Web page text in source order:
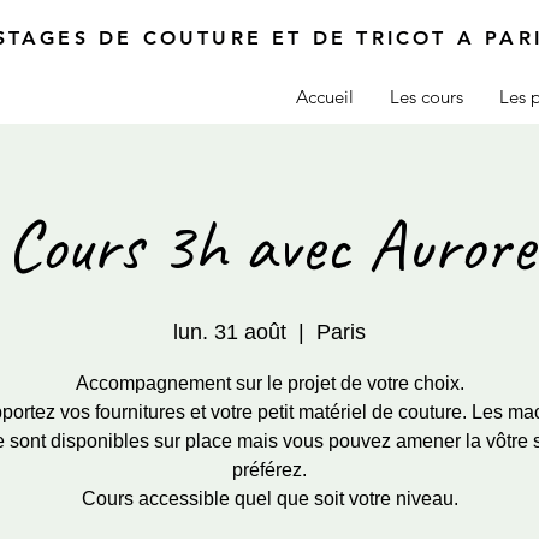
DE COUTURE ET DE TRICOT A
Accueil Les cours Les
Cours 3h avec Aurore
lun. 31 août Paris
Accompagnement sur le projet de votre choix.
vos fournitures et votre petit matériel de couture. Les
sont disponibles sur place mais vous pouvez amener la vôtre
préférez.
Cours accessible quel que soit votre niveau.